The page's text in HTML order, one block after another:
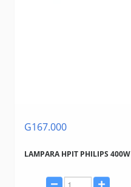
G167.000
LAMPARA HPIT PHILIPS 400W